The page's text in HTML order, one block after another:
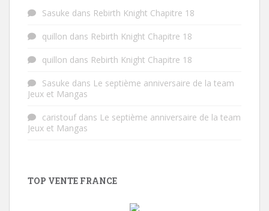
Sasuke dans Rebirth Knight Chapitre 18
quillon dans Rebirth Knight Chapitre 18
quillon dans Rebirth Knight Chapitre 18
Sasuke dans Le septième anniversaire de la team
Jeux et Mangas
caristoufdans Le septième anniversaire de la team
Jeux et Mangas
TOP VENTE FRANCE